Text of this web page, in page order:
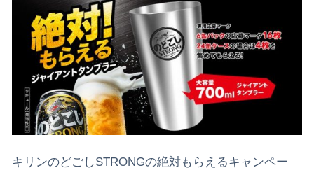
キリンのどごしSTRONGの絶対もらえるキャンペー